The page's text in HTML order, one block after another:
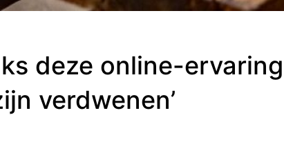
deze online-
verdwenen’